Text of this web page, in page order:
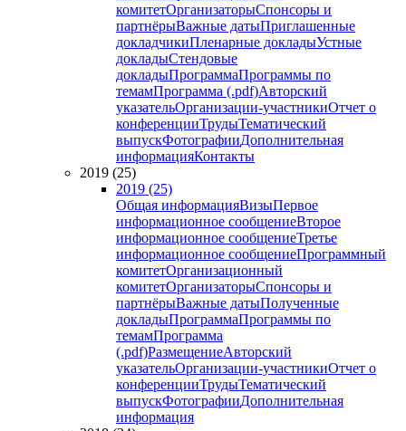
комитетОрганизаторыСпонсоры и
партнёрыВажные датыПриглашенные
докладчикиПленарные докладыУстные
докладыСтендовые
докладыПрограммаПрограммы по
темамПрограмма (.pdf)Авторский
указательОрганизации-участникиОтчет о
конференцииТрудыТематический
выпускФотографииДополнительная
информацияКонтакты
2019 (25)
2019 (25)
Общая информацияВизыПервое
информационное сообщениеВторое
информационное сообщениеТретье
информационное сообщениеПрограммный
комитетОрганизационный
комитетОрганизаторыСпонсоры и
партнёрыВажные датыПолученные
докладыПрограммаПрограммы по
темамПрограмма
(.pdf)РазмещениеАвторский
указательОрганизации-участникиОтчет о
конференцииТрудыТематический
выпускФотографииДополнительная
информация